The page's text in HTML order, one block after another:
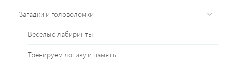
Загадки и головоломки
Весёлые лабиринты
Тренируем логику и память